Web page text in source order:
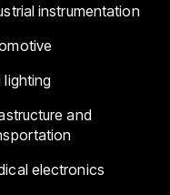
instrumentation
lighting
and
electronics